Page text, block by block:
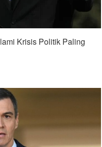
Krisis Politik Paling